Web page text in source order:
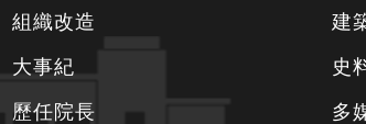
組織改造
大事紀
歷任院長
建
史
多